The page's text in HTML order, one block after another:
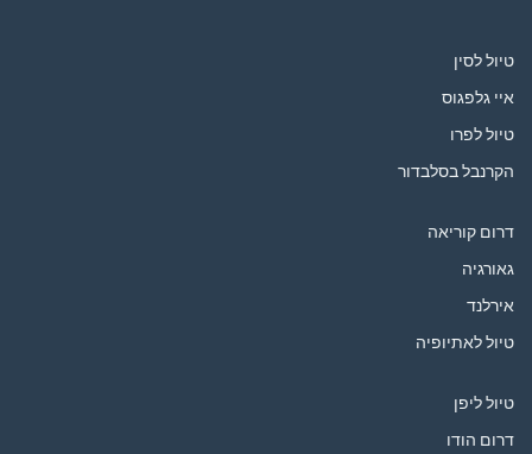
טיול לסין
איי גלפגוס
טיול לפרו
הקרנבל בסלבדור
דרום קוריאה
גאורגיה
אירלנד
טיול לאתיופיה
טיול ליפן
דרום הודו